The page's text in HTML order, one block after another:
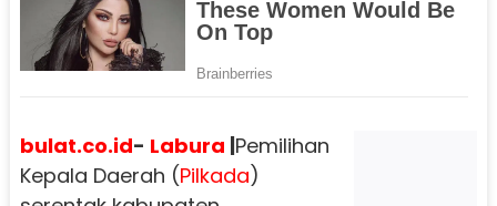
bulat.co.id- Labura Pemilihan
Kepala Daerah (Pilkada)